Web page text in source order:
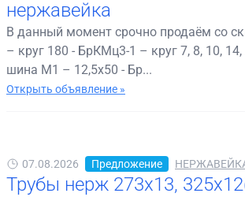
нержавейка
В данный момент срочно продаём со
– круг 180 - БрКМц3-1 – круг 7, 8, 10,
шина М1 – 12,5х50 - Бр...
Открыть объявление »
07.08.2026 Предложение
Трубы нерж 273х13,